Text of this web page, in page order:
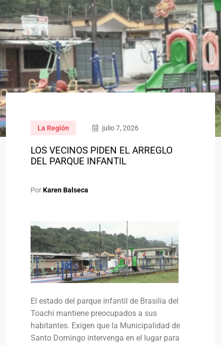
La Región julio 7, 2026
LOS VECINOS PIDEN EL ARREGLO
DEL PARQUE INFANTIL
PorKaren Balseca
El estado del parque infantil de Brasilia del
Toachi mantiene preocupados a sus
habitantes. Exigen que la Municipalidad de
Santo Domingo intervenga en el lugar para